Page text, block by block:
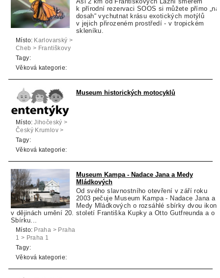
k přírodní rezervaci SOOS si můžete přímo „na
dosah“ vychutnat krásu exotických motýlů
v jejich přirozeném prostředí - v tropickém
skleníku.
Místo: Karlovarský >
Cheb > Františkovy
Lázně
Tagy:
Věková kategorie:
Museum historických motocyklů
Místo: Jihočeský >
Český Krumlov >
Český Krumlov
Tagy:
Věková kategorie:
Museum Kampa - Nadace Jana a Medy
Mládkových
Od svého slavnostního otevření v září roku
2003 pečuje Museum Kampa - Nadace Jana a
Medy Mládkových o rozsáhlé sbírky dvou ikon
v dějinách umění 20. století Františka Kupky a Otto Gutfreunda a o
Sbírku...
Místo: Praha > Praha
1 > Praha 1
Tagy:
Věková kategorie: